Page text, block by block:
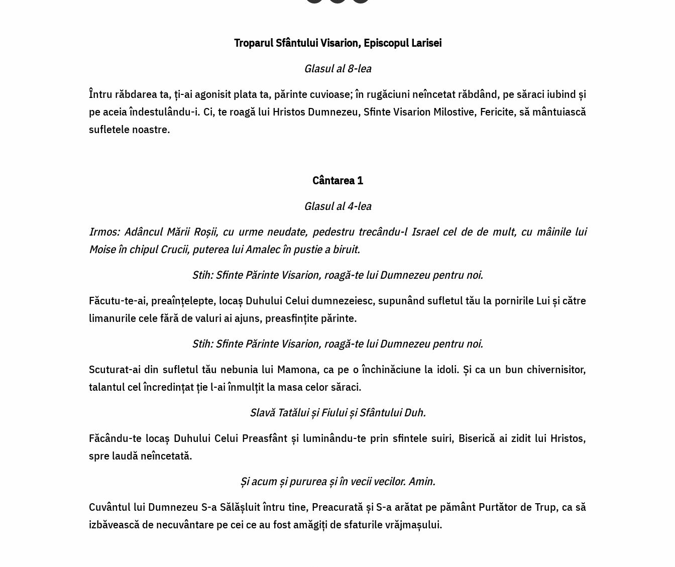
Troparul Sfântului Visarion, Episcopul Larisei
Glasul al 8-lea
Întru răbdarea ta, ţi-ai agonisit plata ta, părinte cuvioase; în rugăciuni neîncetat răbdând, pe săraci iubind şi
pe aceia îndestulându-i. Ci, te roagă lui Hristos Dumnezeu, Sfinte Visarion Milostive, Fericite, să mântuiască
sufletele noastre.
Cântarea 1
Glasul al 4-lea
Irmos: Adâncul Mării Roşii, cu urme neudate, pedestru trecându-l Israel cel de de mult, cu mâinile lui
Moise în chipul Crucii, puterea lui Amalec în pustie a biruit.
Stih: Sfinte Părinte Visarion, roagă-te lui Dumnezeu pentru noi.
Făcutu-te-ai, preaînţelepte, locaş Duhului Celui dumnezeiesc, supunând sufletul tău la pornirile Lui şi către
limanurile cele fără de valuri ai ajuns, preasfinţite părinte.
Stih: Sfinte Părinte Visarion, roagă-te lui Dumnezeu pentru noi.
Scuturat-ai din sufletul tău nebunia lui Mamona, ca pe o închinăciune la idoli. Şi ca un bun chivernisitor,
talantul cel încredinţat ţie l-ai înmulţit la masa celor săraci.
Slavă Tatălui şi Fiului şi Sfântului Duh.
Făcându-te locaş Duhului Celui Preasfânt şi luminându-te prin sfintele suiri, Biserică ai zidit lui Hristos,
spre laudă neîncetată.
Şi acum şi pururea şi în vecii vecilor. Amin.
Cuvântul lui Dumnezeu S-a Sălăşluit întru tine, Preacurată şi S-a arătat pe pământ Purtător de Trup, ca să
izbăvească de necuvântare pe cei ce au fost amăgiţi de sfaturile vrăjmaşului.